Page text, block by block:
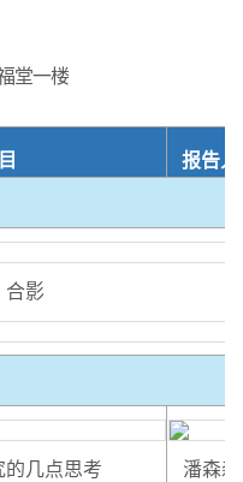
堂一楼
目 报告人
合影
的几点思考 潘森森